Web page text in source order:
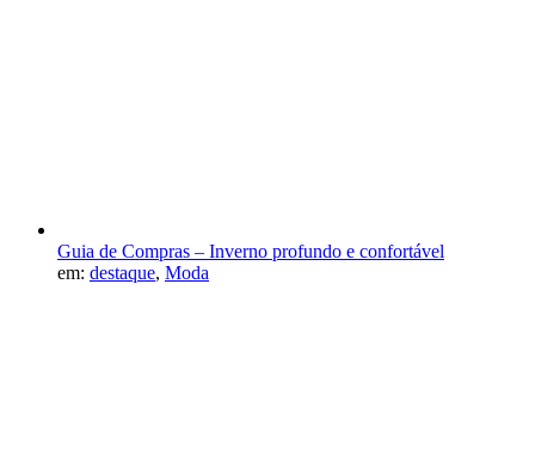
Guia de Compras – Inverno profundo e confortável
em: destaque, Moda